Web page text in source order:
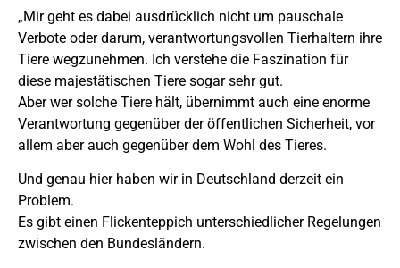
„Mir geht es dabei ausdrücklich nicht um pauschale
Verbote oder darum, verantwortungsvollen Tierhaltern ihre
Tiere wegzunehmen. Ich verstehe die Faszination für
diese majestätischen Tiere sogar sehr gut.
Aber wer solche Tiere hält, übernimmt auch eine enorme
Verantwortung gegenüber der öffentlichen Sicherheit, vor
allem aber auch gegenüber dem Wohl des Tieres.
Und genau hier haben wir in Deutschland derzeit ein
Problem.
Es gibt einen Flickenteppich unterschiedlicher Regelungen
zwischen den Bundesländern.